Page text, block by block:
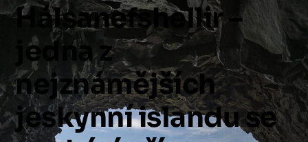
Hálsanefshellir –
jednaz
nejznámějších
jeskynníislanduse